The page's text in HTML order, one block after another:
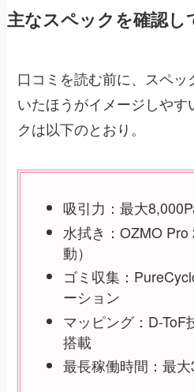
主なスペックを確認し
口コミを読む前に、スペ
いたほうがイメージしやす
クは以下のとおり。
吸引力：最大
水拭き：OZMO
動）
ゴミ収集：
ーション
マッピング：D-ToF
搭載
最長稼働時間：最